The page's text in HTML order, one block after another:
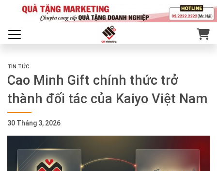
TIN TỨC
Cao Minh Gift chính thức trở
thành đối tác của Kaiyo Việt Nam
30 Tháng 3, 2026